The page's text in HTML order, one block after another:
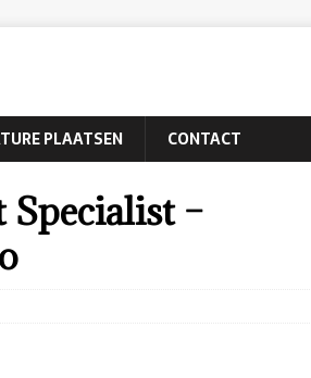
PLAATSEN CONTACT
–